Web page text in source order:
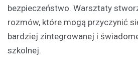
bezpieczeństwo. Warsztaty
rozmów, które mogą przyczynić
bardziej zintegrowanej i
szkolnej.